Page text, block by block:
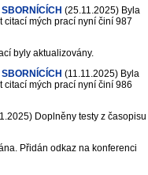
(25.11.2025) Byla
mých prací nyní činí 987
byly aktualizovány.
(11.11.2025) Byla
mých prací nyní činí 986
Doplněny testy z časopisu
Přidán odkaz na konferenci